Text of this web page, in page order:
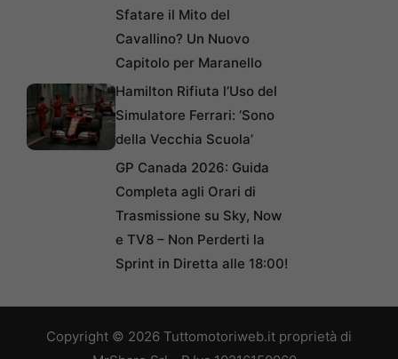
Sfatare il Mito del
Cavallino? Un Nuovo
Capitolo per Maranello
Hamilton Rifiuta l’Uso del
Simulatore Ferrari: ‘Sono
della Vecchia Scuola’
GP Canada 2026: Guida
Completa agli Orari di
Trasmissione su Sky, Now
e TV8 – Non Perderti la
Sprint in Diretta alle 18:00!
Copyright © 2026 Tuttomotoriweb.it proprietà di